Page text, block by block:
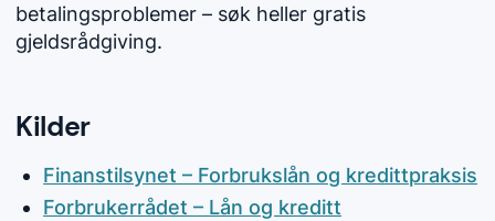
betalingsproblemer – søk heller gratis
gjeldsrådgiving.
Kilder
Finanstilsynet – Forbrukslån og kredittpraksis
Forbrukerrådet – Lån og kreditt